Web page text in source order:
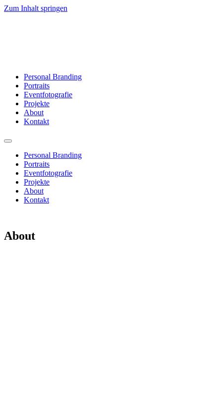
Zum Inhalt springen
Personal Branding
Portraits
Eventfotografie
Projekte
About
Kontakt
Personal Branding
Portraits
Eventfotografie
Projekte
About
Kontakt
About